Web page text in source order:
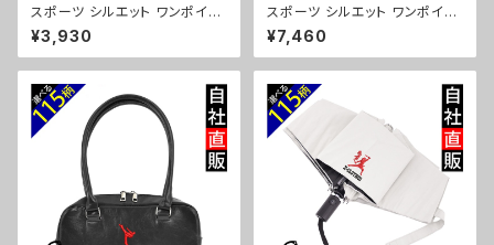
スポーツ シルエット ワンポイン
ト 刺繍保冷保温 ランチバッグ
買い物バッグ トートバッグ レディ
ース メンズ おしゃれ 雑貨 グッ
部活 野球 サッカー バスケ テニ
ス 和太鼓 大相撲 ori-a-bg17
9-b08-s
¥3,930
スポーツ シルエット ワンポイン
ト 刺繍撥水 リュック レディース
大容量 8ポケット ナイロン 軽量
軽い おしゃれ 雑貨 グッズ 自社
野球 サッカー バスケ テニス 和
太鼓 大相撲 ori-a-bg178-b0
8-s
¥7,460